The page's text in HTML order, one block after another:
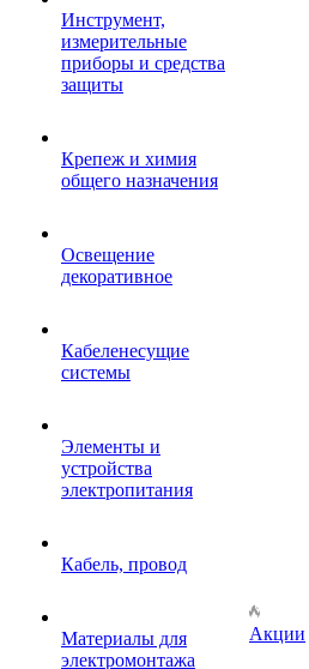
Инструмент,
измерительные
приборы и средства
защиты
Крепеж и химия
общего назначения
Освещение
декоративное
Кабеленесущие
системы
Элементы и
устройства
электропитания
Кабель, провод
Материалы для
электромонтажа
Акции